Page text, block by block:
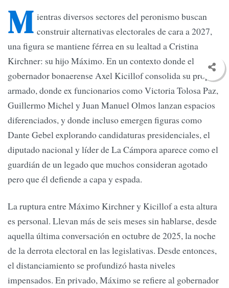
M ientras diversos sectores del peronismo buscan
construir alternativas electorales de cara a 2027,
una figura se mantiene férrea en su lealtad a Cristina
Kirchner: su hijo Máximo. En un contexto donde el
gobernador bonaerense Axel Kicillof consolida su propio
armado, donde ex funcionarios como Victoria Tolosa Paz,
Guillermo Michel y Juan Manuel Olmos lanzan espacios
diferenciados, y donde incluso emergen figuras como
Dante Gebel explorando candidaturas presidenciales, el
diputado nacional y líder de La Cámpora aparece como el
guardián de un legado que muchos consideran agotado
pero que él defiende a capa y espada.
La ruptura entre Máximo Kirchner y Kicillof a esta altura
es personal. Llevan más de seis meses sin hablarse, desde
aquella última conversación en octubre de 2025, la noche
de la derrota electoral en las legislativas. Desde entonces,
el distanciamiento se profundizó hasta niveles
impensados. En privado, Máximo se refiere al gobernador